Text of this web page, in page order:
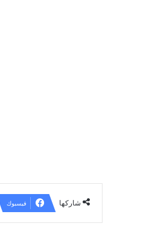
شاركها فيسبوك